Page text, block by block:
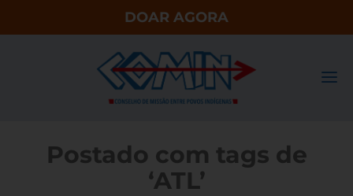
DOAR AGORA
Postado com tags de
‘ATL’